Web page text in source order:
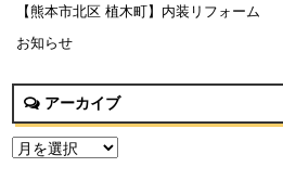
【熊本市北区 植木町】内装リフォーム
お知らせ
アーカイブ